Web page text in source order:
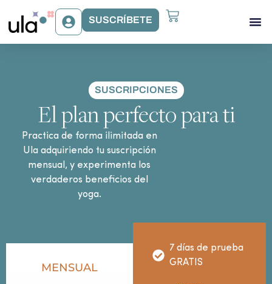
SUSCRÍBETE
SUSCRIPCIONES
El plan perfecto para ti
Practica de forma ilimitada en
Ula adquiriendo tu suscripción
mensual, y experimenta los
verdaderos beneficios del
yoga.
7 días de prueba
GRATIS
MENSUAL